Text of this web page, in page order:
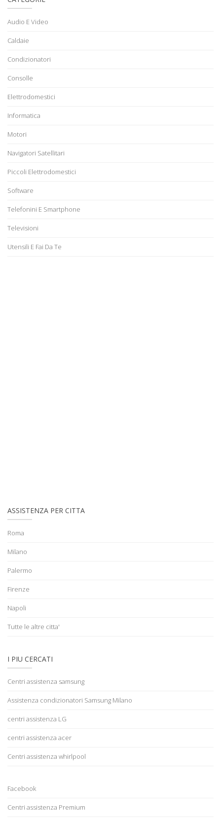
Audio E Video
Caldaie
Condizionatori
Consolle
Elettrodomestici
Informatica
Motori
Navigatori Satellitari
Piccoli Elettrodomestici
Software
Telefonini E Smartphone
Televisioni
Utensili E Fai Da Te
ASSISTENZA PER CITTA
Roma
Milano
Palermo
Firenze
Napoli
Tutte le altre citta'
I PIU CERCATI
Centri assistenza samsung
Assistenza condizionatori Samsung Milano
centri assistenza LG
centri assistenza acer
Centri assistenza whirlpool
Facebook
Centri assistenza Premium